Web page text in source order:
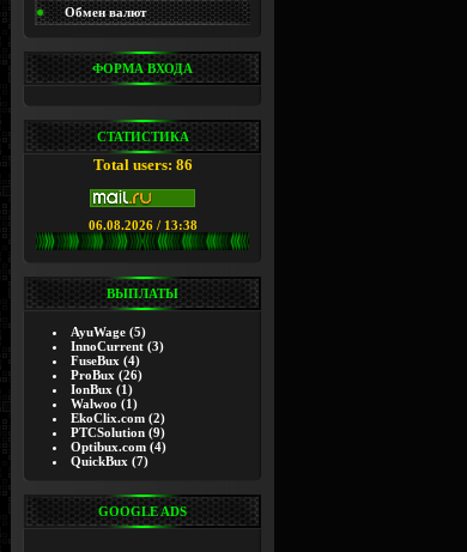
Обмен валют
ФОРМА ВХОДА
СТАТИСТИКА
Total users: 86
06.08.2026 / 13:38
ВЫПЛАТЫ
AyuWage (5)
InnoCurrent (3)
FuseBux (4)
ProBux (26)
IonBux (1)
Walwoo (1)
EkoClix.com (2)
PTCSolution (9)
Optibux.com (4)
QuickBux (7)
GOOGLE ADS